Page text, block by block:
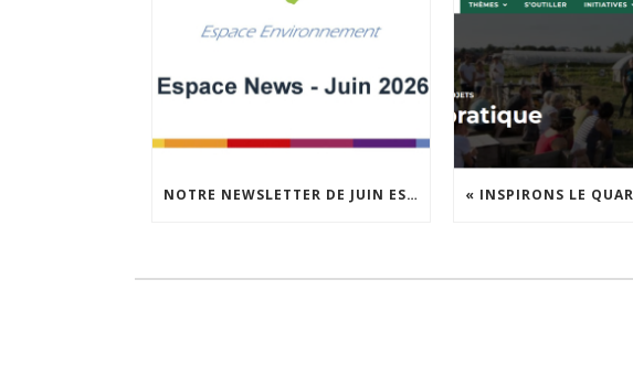
NOTRE NEWSLETTER DE JUIN EST EN LIGNE !